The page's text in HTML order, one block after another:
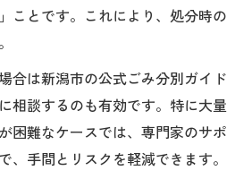
ことです。これにより、処分時の
合は新潟市の公式ごみ分別ガイド
相談するのも有効です。特に大量
困難なケースでは、専門家のサポ
、手間とリスクを軽減できます。